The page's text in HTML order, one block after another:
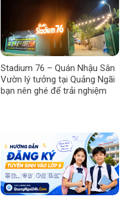
Stadium 76 – Quán Nhậu Sân
Vườn lý tưởng tại Quảng Ngãi
bạn nên ghé để trải nghiệm